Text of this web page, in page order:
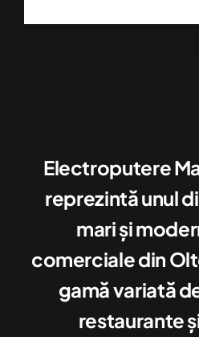
Electroputere
reprezintă unul
mari şi
comerciale din
gamă variată
restaurante